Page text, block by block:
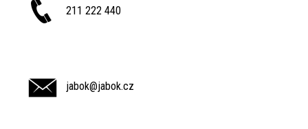
211 222 440
jabok@jabok.cz